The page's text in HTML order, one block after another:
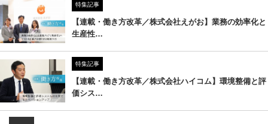
特集記事
【連載・働き方改革／株式会社えがお】業務の効率化と
生産性…
特集記事
【連載・働き方改革／株式会社ハイコム】環境整備と評
価シス…